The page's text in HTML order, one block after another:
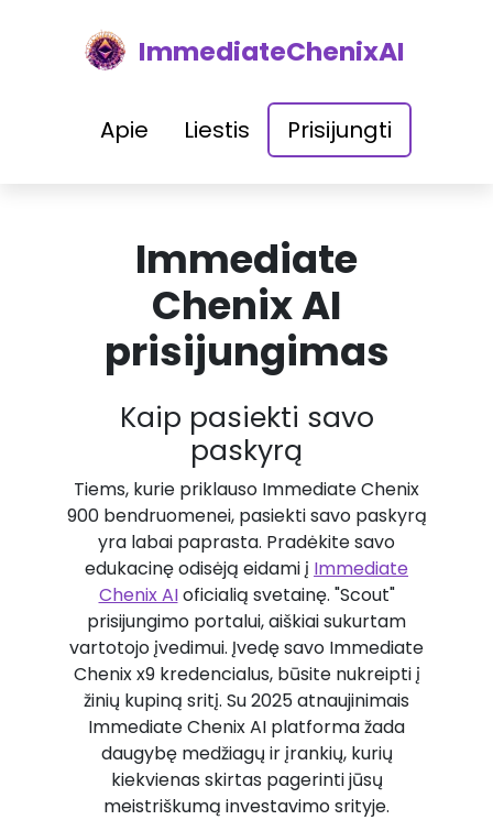
ImmediateChenixAI
Apie Liestis Prisijungti
Immediate
Chenix AI
prisijungimas
Kaip pasiekti savo
paskyrą
Tiems, kurie priklauso Immediate Chenix
900 bendruomenei, pasiekti savo paskyrą
yra labai paprasta. Pradėkite savo
edukacinę odisėją eidami į Immediate
Chenix AIoficialią svetainę. "Scout"
prisijungimo portalui, aiškiai sukurtam
vartotojo įvedimui. Įvedę savo Immediate
Chenix x9 kredencialus, būsite nukreipti į
žinių kupiną sritį. Su 2025 atnaujinimais
Immediate Chenix AI platforma žada
daugybę medžiagų ir įrankių, kurių
kiekvienas skirtas pagerinti jūsų
meistriškumą investavimo srityje.